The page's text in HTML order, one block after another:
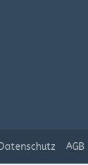
Datenschutz AGB